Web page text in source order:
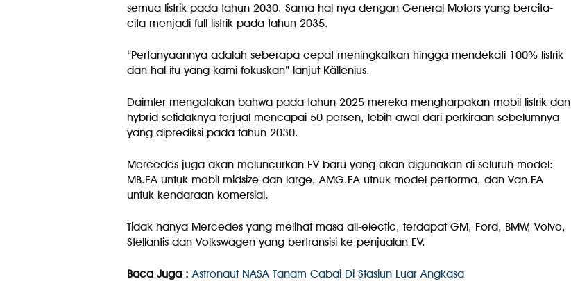
semua listrik pada tahun 2030. Sama hal nya dengan General Motors yang bercita-
cita menjadi full listrik pada tahun 2035.
“Pertanyaannya adalah seberapa cepat meningkatkan hingga mendekati 100% listrik
dan hal itu yang kami fokuskan” lanjut Källenius.
Daimler mengatakan bahwa pada tahun 2025 mereka mengharpakan mobil listrik dan
hybrid setidaknya terjual mencapai 50 persen, lebih awal dari perkiraan sebelumnya
yang diprediksi pada tahun 2030.
Mercedes juga akan meluncurkan EV baru yang akan digunakan di seluruh model:
MB.EA untuk mobil midsize dan large, AMG.EA utnuk model performa, dan Van.EA
untuk kendaraan komersial.
Tidak hanya Mercedes yang melihat masa all-electic, terdapat GM, Ford, BMW, Volvo,
Stellantis dan Volkswagen yang bertransisi ke penjualan EV.
Baca Juga : Astronaut NASA Tanam Cabai Di Stasiun Luar Angkasa